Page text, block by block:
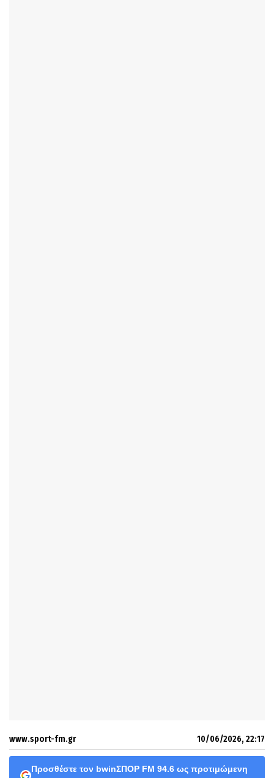
www.sport-fm.gr 10/06/2026, 22:17
Προσθέστε τον bwinΣΠΟΡ FM 94.6 ως προτιμώμενη